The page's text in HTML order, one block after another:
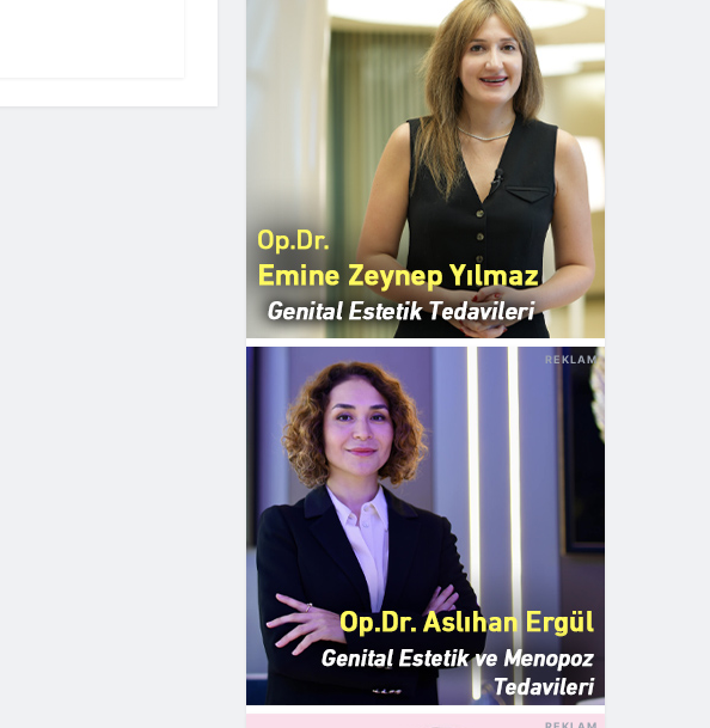
REKLAM